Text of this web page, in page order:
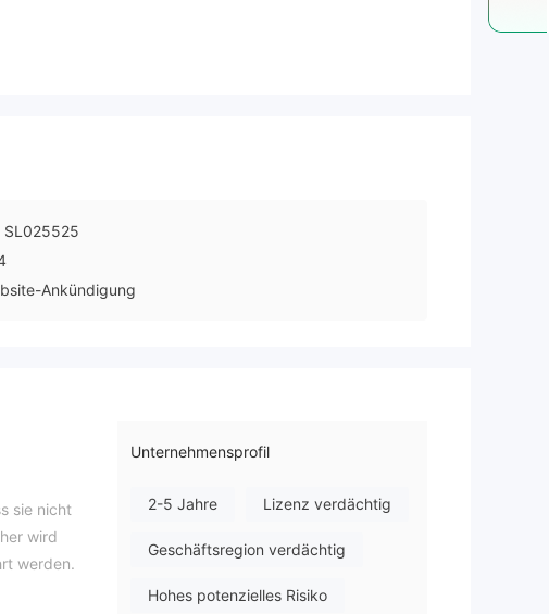
SL025525
Ankündigung
sie nicht
wird
werden.
Unternehmensprofil
2-5 Jahre Lizenz verdächtig
Geschäftsregion verdächtig
Hohes potenzielles Risiko